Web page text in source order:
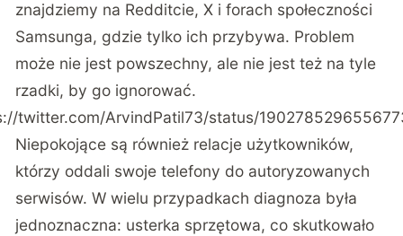
znajdziemy na Redditcie,X iforach społeczności
Samsunga, gdzie tylko ich przybywa. Problem
może nie jest powszechny, ale nie jest też na tyle
rzadki, by go ignorować.
twitter.com/ArvindPatil73/status/
Niepokojące są również relacje użytkowników,
którzy oddali swoje telefony do autoryzowanych
serwisów. W wielu przypadkach diagnoza była
jednoznaczna: usterka sprzętowa, co skutkowało